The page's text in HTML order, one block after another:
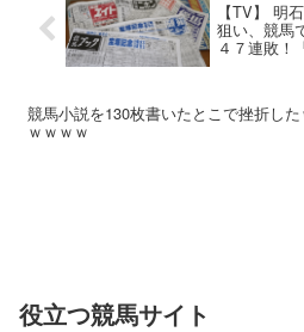
【TV】 明
狙い、競馬
４７連敗！
競馬小説を130枚書いたとこで挫折した
ｗｗｗｗ
役立つ競馬サイト